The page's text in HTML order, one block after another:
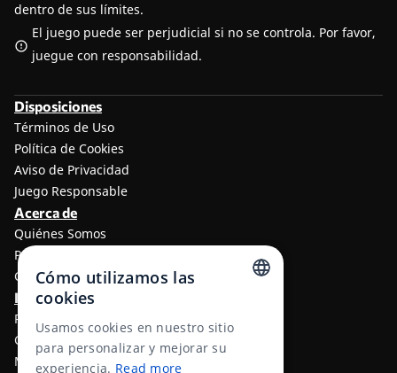
dentro de sus límites.
El juego puede ser perjudicial si no se controla. Por favor,
juegue con responsabilidad.
Disposiciones
Términos de Uso
Política de Cookies
Aviso de Privacidad
Juego Responsable
Acerca de
Quiénes Somos
Programa de afiliados a TheLotter
Contáctenos
Información
Resultados de lotería
Centro de ayuda
Métodos de Pago
RUSSIAN
Cómo utilizamos las
cookies
Usamos cookies en nuestro sitio
para personalizar y mejorar su
experiencia. Read more